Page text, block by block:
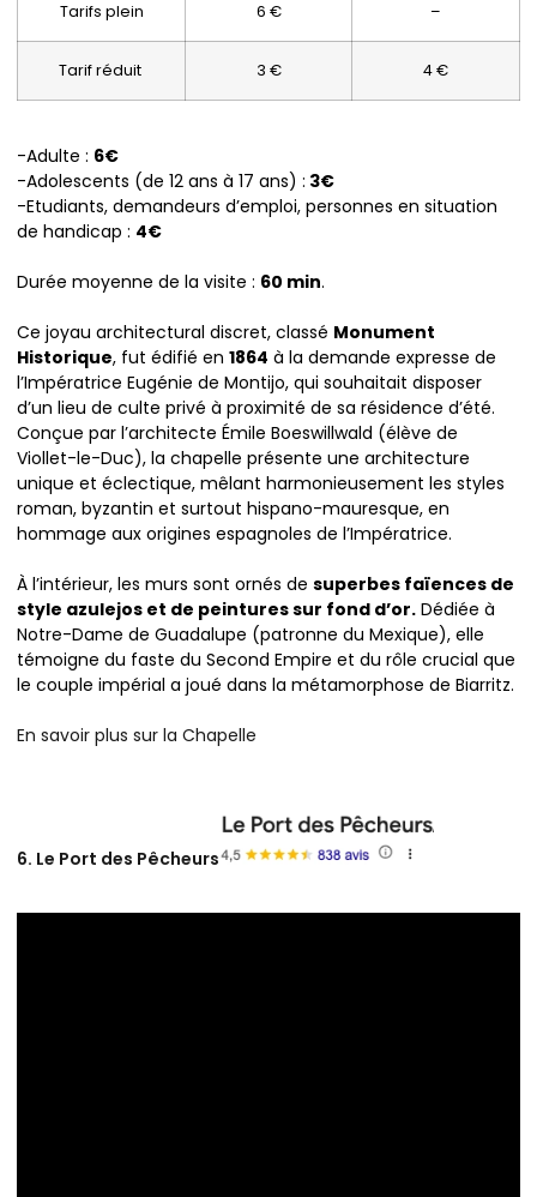
Tarifs plein 6 € –
Tarif réduit 3 € 4 €
-Adulte : 6€
-Adolescents (de 12 ans à 17 ans) : 3€
-Etudiants, demandeurs d’emploi, personnes en situation
de handicap : 4€
Durée moyenne de la visite : 60 min.
Ce joyau architectural discret, classé Monument
Historique, fut édifié en 1864 à la demande expresse de
l’Impératrice Eugénie de Montijo, qui souhaitait disposer
d’un lieu de culte privé à proximité de sa résidence d’été.
Conçue par l’architecte Émile Boeswillwald (élève de
Viollet-le-Duc), la chapelle présente une architecture
unique et éclectique, mêlant harmonieusement les styles
roman, byzantin et surtout hispano-mauresque, en
hommage aux origines espagnoles de l’Impératrice.
À l’intérieur, les murs sont ornés de superbes faïences de
style azulejos et de peintures sur fond d’or. Dédiée à
Notre-Dame de Guadalupe (patronne du Mexique), elle
témoigne du faste du Second Empire et du rôle crucial que
le couple impérial a joué dans la métamorphose de Biarritz.
En savoir plus sur la Chapelle
6. Le Port des Pêcheurs